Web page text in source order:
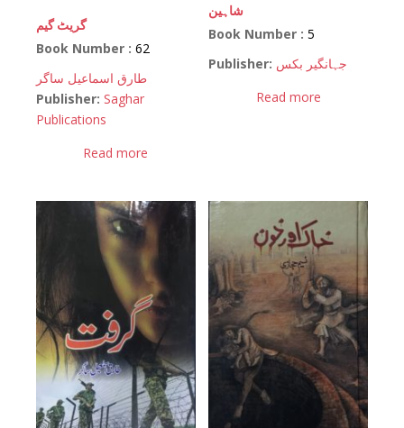
گریٹ گیم
Book Number : 62
طارق اسماعیل ساگر
Publisher: Saghar
Publications
Read more
شاہین
Book Number :5
Publisher: جہانگیر بکس
Read more